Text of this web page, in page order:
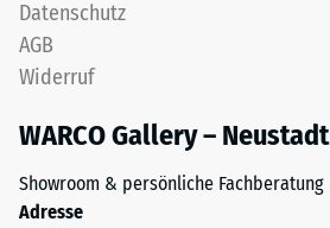
Datenschutz
AGB
Widerruf
WARCO Gallery – Neustadt
Showroom & persönliche Fachberatung
Adresse